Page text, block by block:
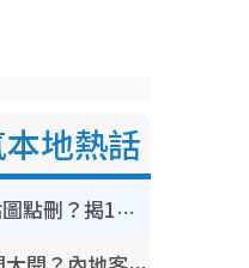
地熱話
WhatsApp預設貼圖點刪？揭1招「反向操作」還原簡潔介面 附3步實測教學